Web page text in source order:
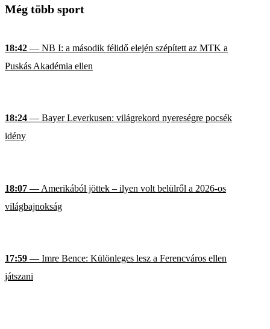
Még több sport
18:42 — NB I: a második félidő elején szépített az MTK a
Puskás Akadémia ellen
18:24 — Bayer Leverkusen: világrekord nyereségre pocsék
idény
18:07 — Amerikából jöttek – ilyen volt belülről a 2026-os
világbajnokság
17:59 — Imre Bence: Különleges lesz a Ferencváros ellen
játszani